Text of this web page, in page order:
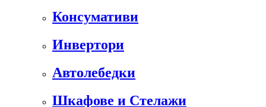
Консумативи
Инвертори
Автолебедки
Шкафове и Стелажи